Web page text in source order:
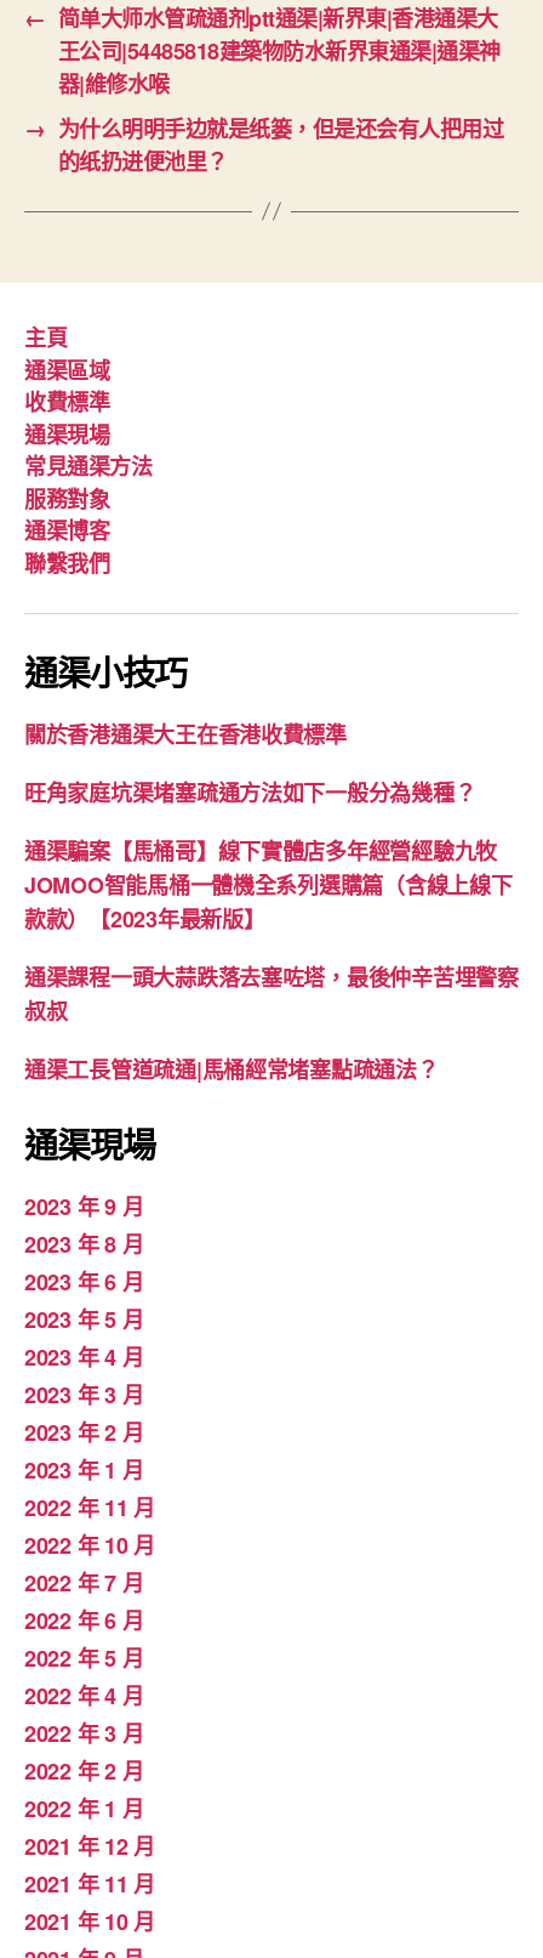
← 简单大师水管疏通剂ptt通渠|新界東|香港通渠大
王公司|54485818建築物防水新界東通渠|通渠神
器|維修水喉
→ 为什么明明手边就是纸篓，但是还会有人把用过
的纸扔进便池里？
主頁
通渠區域
收費標準
通渠現場
常見通渠方法
服務對象
通渠博客
聯繫我們
通渠小技巧
關於香港通渠大王在香港收費標準
旺角家庭坑渠堵塞疏通方法如下一般分為幾種？
通渠騙案【馬桶哥】線下實體店多年經營經驗九牧
JOMOO智能馬桶一體機全系列選購篇（含線上線下
款款）【2023年最新版】
通渠課程一頭大蒜跌落去塞咗塔，最後仲辛苦埋警察
叔叔
通渠工長管道疏通|馬桶經常堵塞點疏通法？
通渠現場
2023 年 9 月
2023 年 8 月
2023 年 6 月
2023 年 5 月
2023 年 4 月
2023 年 3 月
2023 年 2 月
2023 年 1 月
2022 年 11 月
2022 年 10 月
2022 年 7 月
2022 年 6 月
2022 年 5 月
2022 年 4 月
2022 年 3 月
2022 年 2 月
2022 年 1 月
2021 年 12 月
2021 年 11 月
2021 年 10 月